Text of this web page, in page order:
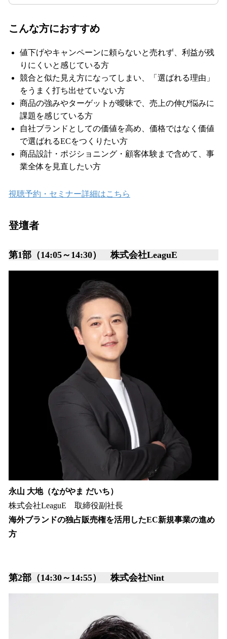
こんな方におすすめ
値下げやキャンペーンに頼らないと売れず、利益が残
りにくいと感じている方
競合と似た見え方になってしまい、「選ばれる理由」
をうまく打ち出せていない方
商品の強みやターゲットが曖昧で、売上の伸び悩みに
課題を感じている方
自社ブランドとしての価値を高め、価格ではなく価値
で選ばれるECをつくりたい方
商品設計・ポジショニング・顧客体験まで含めて、事
業全体を見直したい方
視聴予約・セミナー詳細はこちら
登壇者
第1部（14:05～14:30） 株式会社LeaguE
永山 大地（ながやま だいち）
株式会社LeaguE 取締役副社長
海外ブランドの独占販売権を活用したEC新規事業の進め
方
第2部（14:30～14:55） 株式会社Nint